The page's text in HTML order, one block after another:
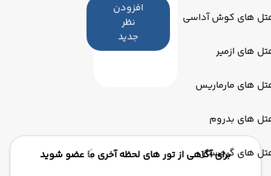
های کوش آداسی
های ازمیر
های مارماریس
های بدروم
های گرجستان
افزودن
نظر
جدید
برای آگاهی از تور های لحظه آخری ما عضو شوید